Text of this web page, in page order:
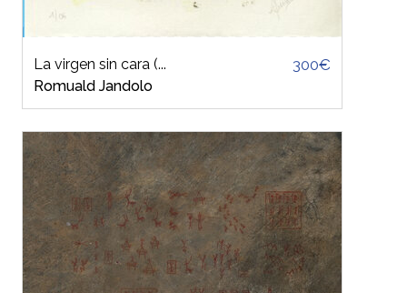
La virgen sin cara (...
Romuald Jandolo
300€